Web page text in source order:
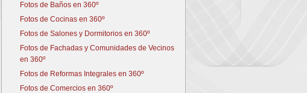
Fotos de Baños en 360º
Fotos de Cocinas en 360º
Fotos de Salones y Dormitorios en 360º
Fotos de Fachadas y Comunidades de Vecinos
en 360º
Fotos de Reformas Integrales en 360º
Fotos de Comercios en 360º